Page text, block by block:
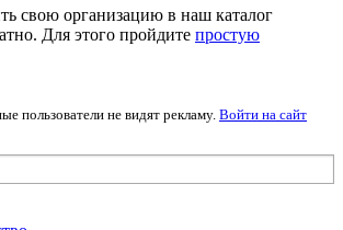
свою организацию в наш каталог
Для этого пройдите простую
пользователи не видят рекламу. Войти на сайт